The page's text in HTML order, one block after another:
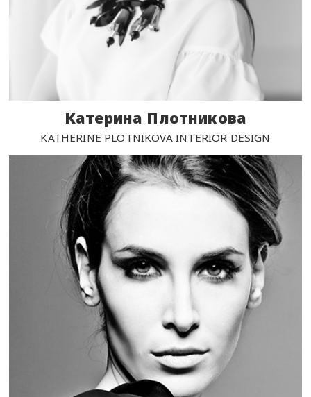
Катерина Плотникова
KATHERINE PLOTNIKOVA INTERIOR DESIGN